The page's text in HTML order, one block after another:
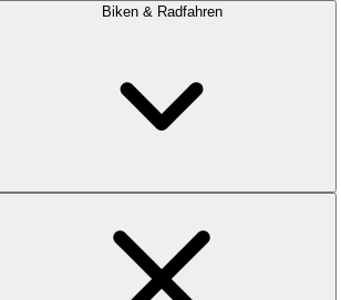
Biken & Radfahren